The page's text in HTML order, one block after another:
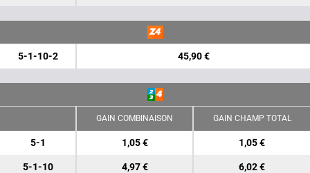
5-1-10-2 45,90 €
GAIN COMBINAISON GAIN CHAMP TOTAL
5-1 1,05 € 1,05 €
5-1-10 4,97 € 6,02 €